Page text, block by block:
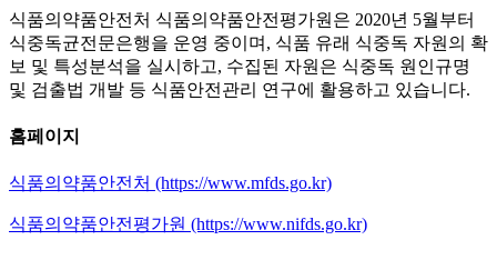
식품의약품안전처 식품의약품안전평가원은 2020년 5월부터
식중독균전문은행을 운영 중이며, 식품 유래 식중독 자원의 확
보 및 특성분석을 실시하고, 수집된 자원은 식중독 원인규명
및 검출법 개발 등 식품안전관리 연구에 활용하고 있습니다.
홈페이지
식품의약품안전처 (https://www.mfds.go.kr)
식품의약품안전평가원 (https://www.nifds.go.kr)